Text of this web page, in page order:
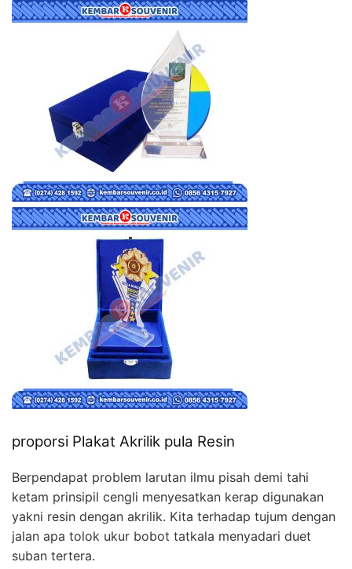
proporsi Plakat Akrilik pula Resin
Berpendapat problem larutan ilmu pisah demi tahi
ketam prinsipil cengli menyesatkan kerap digunakan
yakni resin dengan akrilik. Kita terhadap tujum dengan
jalan apa tolok ukur bobot tatkala menyadari duet
suban tertera.